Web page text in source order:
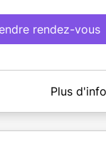
rendez-vous
de MARTEL
et vendredi
Plus